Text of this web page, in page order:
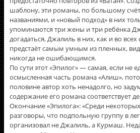
шаблону, эти романы, по большому
названиями, и «новый подход» в них
упоминаются три жены и три ребёнка
догадаться, Джалиль в них, как и во
предстаёт самым умным из пленных,
никогда не ошибающимся.
По сути этот «Эпилог» — самая, если не
осмысленная часть романа «Алиш»,
половине автор хоть ненадолго, но
содержание его романа соответствует
Окончание «Эпилога»: «Среди
разговоры, что подпольную группу в
организовал не Джалиль, а Курмаш.